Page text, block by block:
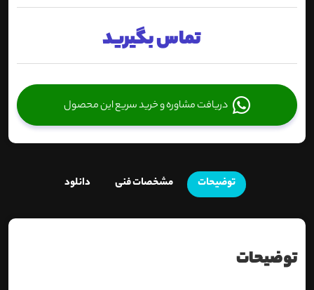
تماس بگیرید
دریافت مشاوره و خرید سریع این محصول
توضیحات مشخصات فنی دانلود
توضیحات